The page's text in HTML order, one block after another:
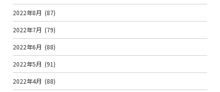
2022年8月 (87)
2022年7月 (79)
2022年6月 (88)
2022年5月 (91)
2022年4月 (88)